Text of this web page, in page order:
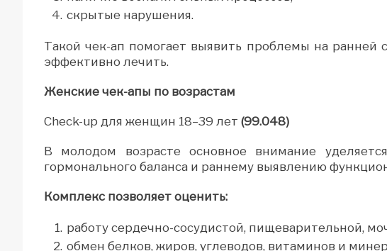
скрытые нарушения.
Такой чек-ап помогает выявить проблемы на ранней
эффективно лечить.
Женские чек-апы по возрастам
Check-up для женщин 18–39 лет (99.048)
В молодом возрасте основное внимание
гормонального баланса и раннему выявлению
Комплекс позволяет оценить:
работу сердечно-сосудистой, пищеварительной,
обмен белков, жиров, углеводов, витаминов и